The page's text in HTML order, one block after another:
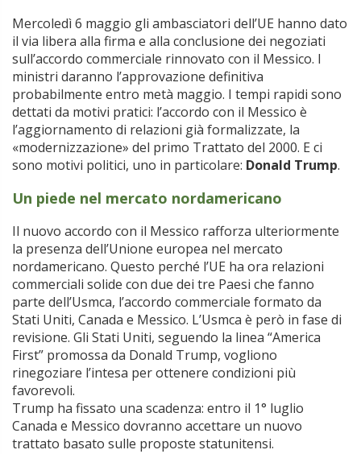
Mercoledì 6 maggio gli ambasciatori dell’UE hanno dato
il via libera alla firma e alla conclusione dei negoziati
sull’accordo commerciale rinnovato con il Messico. I
ministri daranno l’approvazione definitiva
probabilmente entro metà maggio. I tempi rapidi sono
dettati da motivi pratici: l’accordo con il Messico è
l’aggiornamento di relazioni già formalizzate, la
«modernizzazione» del primo Trattato del 2000. E ci
sono motivi politici, uno in particolare: Donald Trump.
Un piede nel mercato nordamericano
Il nuovo accordo con il Messico rafforza ulteriormente
la presenza dell’Unione europea nel mercato
nordamericano. Questo perché l’UE ha ora relazioni
commerciali solide con due dei tre Paesi che fanno
parte dell’Usmca, l’accordo commerciale formato da
Stati Uniti, Canada e Messico. L’Usmca è però in fase di
revisione. Gli Stati Uniti, seguendo la linea “America
First” promossa da Donald Trump, vogliono
rinegoziare l’intesa per ottenere condizioni più
favorevoli.
Trump ha fissato una scadenza: entro il 1° luglio
Canada e Messico dovranno accettare un nuovo
trattato basato sulle proposte statunitensi.